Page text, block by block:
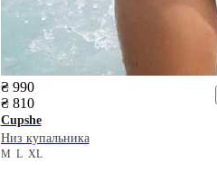
₴ 990
₴ 810
Cupshe
Низ купальника
M L XL